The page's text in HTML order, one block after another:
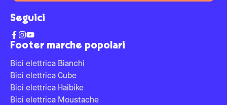
Footer marche popolari
Bici elettrica Bianchi
Bici elettrica Cube
Bici elettrica Haibike
Bici elettrica Moustache
Seguici